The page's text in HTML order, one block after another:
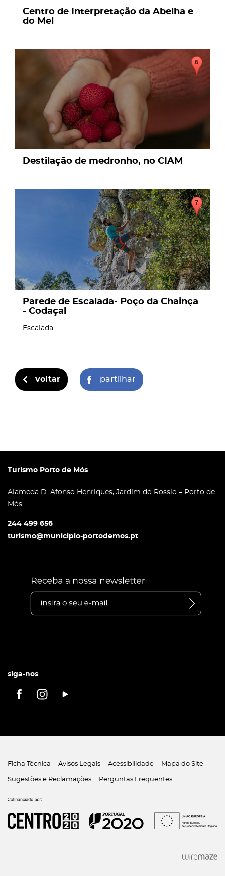
Centro de Interpretação da Abelha e
do Mel
Destilação de medronho, no CIAM
Parede de Escalada- Poço da Chainça
- Codaçal
Escalada
voltar partilhar
Turismo Porto de Mós
Alameda D. Afonso Henriques, Jardim do Rossio – Porto de
Mós
244 499 656
turismo@municipio-portodemos.pt
siga-nos
Ficha Técnica Avisos Legais Acessibilidade Mapa do Site
Sugestões e Reclamações Perguntas Frequentes